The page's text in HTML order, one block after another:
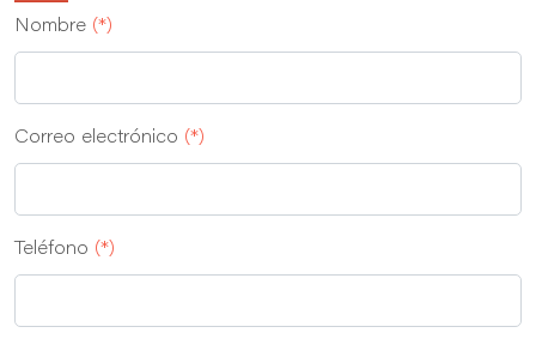
Nombre (*)
Correo electrónico (*)
Teléfono (*)